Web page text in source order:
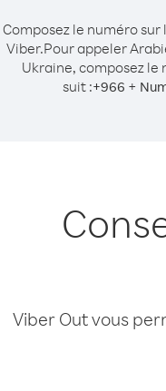
Composez le numéro
Viber.Pour appeler
Ukraine, composez le
suit :+966 +
Viber Out vous